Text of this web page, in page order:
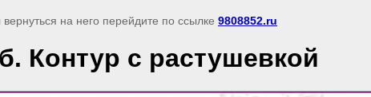
на него перейдите по ссылке 9808852.ru
Контур с растушевкой